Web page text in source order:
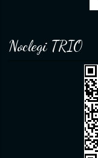
Noclegi TRIO